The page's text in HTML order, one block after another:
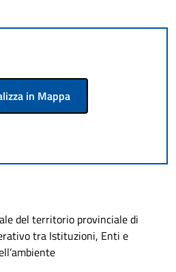
in Mappa
del territorio provinciale di
tra Istituzioni, Enti e